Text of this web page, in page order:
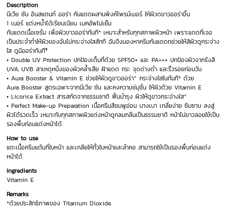
Description
นีเวีย ซัน อินสแตนท์ ออร่า กันแดดผสานพิงค์ไพรม์เมอร์ ให้ผิวดขาวออร่าขึ้น
1 เบอร์ แต่งหน้ำได้เรียบเนียน เมคอัพไม่เยิ้ม
กันแดดเนื้อเซรั่ม เพื่อผิวขาวออร่าทันที* เหมาะสำหรับทุกสภาพผิวหน้า เพราะแดดที่เจอ
เป็นประจำทำให้ผิวของฉันไม่กระจ่างใสสักที ฉันจึงมองหาครีมกันแดดทช่วยให้สิผิวดูกระจ่าง
ใส ดูมีออร่าทันที*ี
• Double UV Protection ปกป้องเต็มที่ด้วย SPF50+ และ PA+++ ปกป้องผิวจากรังสี
UVA, UVB สาเหตุหนึ่งของผิวคล้ำเสีย ฝ้าแดด กระ จุดด่างดำ และริ้วรอยก่อนวัน
• Aura Booster & Vitamin E ช่วยให้ผิวดูขาวออร่า^ กระจ่างใสในทันที* ด้วย
Aura Booster สูตรเฉพาะจากนีเวีย ซัน และคงความช่มุชื่น ให้ผิวด้วย Vitamin E
• Licorice Extract สารสกัดจากธรรมชาติ ฟื้นบำรุง ผิวให้ดูขาวกระจ่างใส^
• Perfect Make-up Preparation เนื้อครีมสีชมพูอ่อน บางเบา เกลี่ยง่าย ซึมซาบ ลงสู่
ผิวได้รวดเร็ว เหมาะกับทุกสภาพผิวแต่งหน้าดูกลมกลืนเป็นธรรมชาติ หน้าไม่ขาวลอยใช้เป็น
รองพื้นก่อนแต่งหน้าได้
How to use
แตะเนื้อครีมแต้มที่ใบหน้า และเกลียให้ทั้วใบหน้าและลำคอ สามารถใช้เป็นรองพื้นก่อนแต่ง
หน้าได้
Ingredients
Vitamin E
Remarks
*ด้วยประสิทธิภาพของ Titanium Dioxide